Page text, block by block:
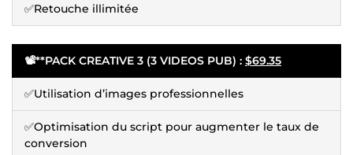
✅Retouche illimitée
📽️**PACK CREATIVE 3 (3 VIDEOS PUB) : $69.35
✅Utilisation d’images professionnelles
✅Optimisation du script pour augmenter le taux de
conversion